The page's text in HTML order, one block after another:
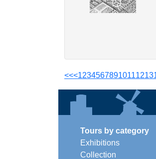
<<<12345678910111213
Tours by category
Exhibitions
Collection